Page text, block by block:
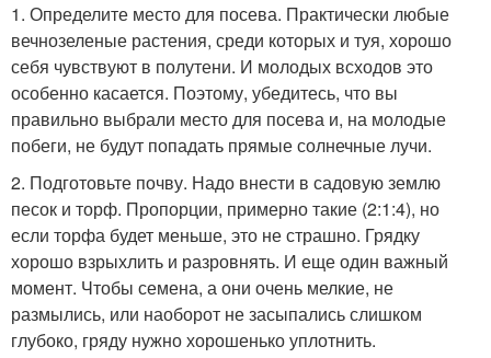
1. Определите место для посева. Практически любые
вечнозеленые растения, среди которых и туя, хорошо
себя чувствуют в полутени. И молодых всходов это
особенно касается. Поэтому, убедитесь, что вы
правильно выбрали место для посева и, на молодые
побеги, не будут попадать прямые солнечные лучи.
2. Подготовьте почву. Надо внести в садовую землю
песок и торф. Пропорции, примерно такие (2:1:4), но
если торфа будет меньше, это не страшно. Грядку
хорошо взрыхлить и разровнять. И еще один важный
момент. Чтобы семена, а они очень мелкие, не
размылись, или наоборот не засыпались слишком
глубоко, гряду нужно хорошенько уплотнить.